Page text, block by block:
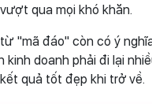
qua mọi khó khăn.
"mã đáo" còn có ý
doanh phải đi lại
quả tốt đẹp khi trở về.